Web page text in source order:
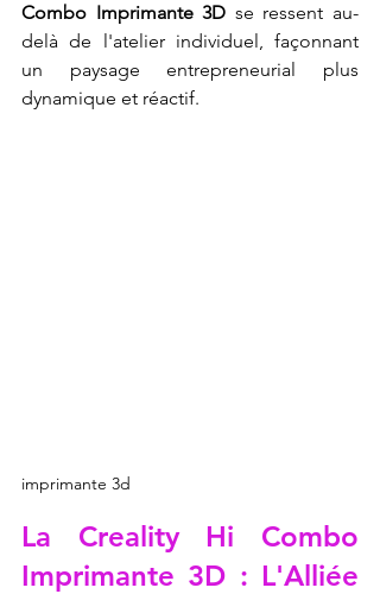
Combo Imprimante 3D se ressent au-
delà de l'atelier individuel, façonnant
un paysage entrepreneurial plus
dynamique et réactif.
imprimante 3d
La Creality Hi Combo
Imprimante 3D : L'Alliée